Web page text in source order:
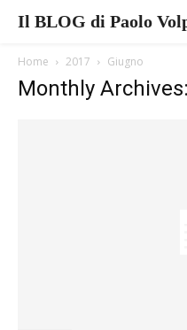
Il BLOG di Paolo
Home 2017 Giugno
Monthly